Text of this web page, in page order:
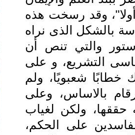
وقد رسخت هذه
بالشكل الذى نراه
والتي تنص أن
التشريع، و على
شعبويًا، ولم
بالاساس، وعلى
حققها، ولكن لغياب
على الحكم،